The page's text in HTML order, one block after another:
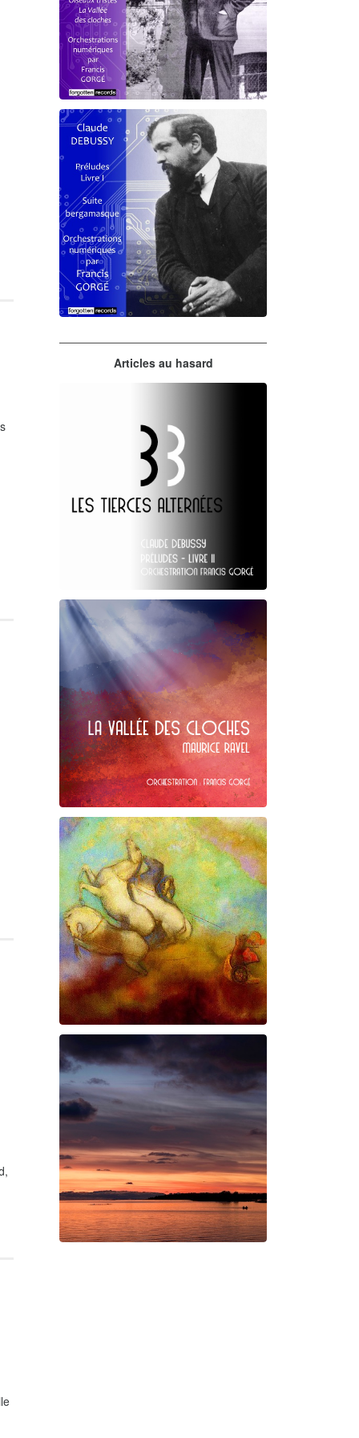
Debussy - Schmitt - Ravel
orchestrations numériques par
Francis Gorgé
Claude Debussy
Articles au hasard
Claude Debussy
Les Tierces alternées
Maurice Ravel
La Vallée des cloches
Prométhée
Suite électro-acoustique